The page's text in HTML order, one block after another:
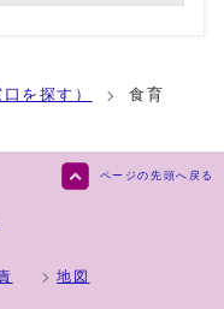
を探す） 食育
ページの先頭へ戻る
地図